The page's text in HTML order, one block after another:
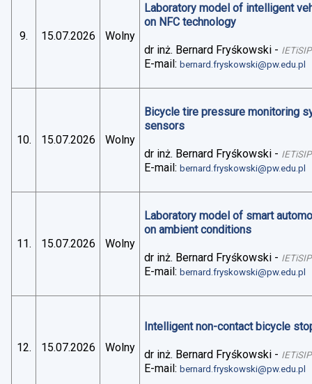
9. 15.07.2026 Wolny
Laboratory model of intelligent
on NFC technology
dr inż. Bernard Fryśkowski - IETiSIP
E-mail:bernard.fryskowski@pw.edu.pl
10. 15.07.2026 Wolny
Bicycle tire pressure monitoring
sensors
dr inż. Bernard Fryśkowski - IETiSIP
E-mail:bernard.fryskowski@pw.edu.pl
11. 15.07.2026 Wolny
Laboratory model of smart
on ambient conditions
dr inż. Bernard Fryśkowski - IETiSIP
E-mail:bernard.fryskowski@pw.edu.pl
12. 15.07.2026 Wolny
Intelligent non-contact bicycle
dr inż. Bernard Fryśkowski - IETiSIP
E-mail:bernard.fryskowski@pw.edu.pl